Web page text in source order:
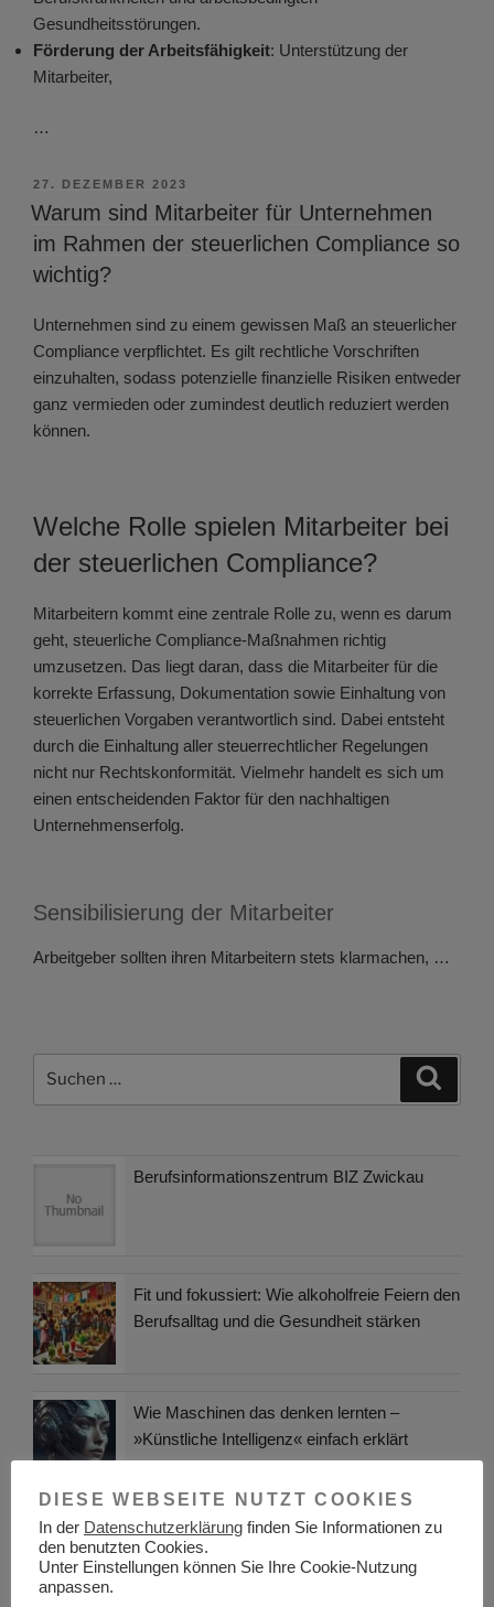
Gesundheitsstörungen.
Förderung der Arbeitsfähigkeit: Unterstützung der
Mitarbeiter,
…
VERÖFFENTLICHT
AM
27. DEZEMBER 2023
Warum sind Mitarbeiter für Unternehmen
im Rahmen der steuerlichen Compliance so
wichtig?
Unternehmen sind zu einem gewissen Maß an steuerlicher
Compliance verpflichtet. Es gilt rechtliche Vorschriften
einzuhalten, sodass potenzielle finanzielle Risiken entweder
ganz vermieden oder zumindest deutlich reduziert werden
können.
Welche Rolle spielen Mitarbeiter bei
der steuerlichen Compliance?
Mitarbeitern kommt eine zentrale Rolle zu, wenn es darum
geht, steuerliche Compliance-Maßnahmen richtig
umzusetzen. Das liegt daran, dass die Mitarbeiter für die
korrekte Erfassung, Dokumentation sowie Einhaltung von
steuerlichen Vorgaben verantwortlich sind. Dabei entsteht
durch die Einhaltung aller steuerrechtlicher Regelungen
nicht nur Rechtskonformität. Vielmehr handelt es sich um
einen entscheidenden Faktor für den nachhaltigen
Unternehmenserfolg.
Sensibilisierung der Mitarbeiter
Arbeitgeber sollten ihren Mitarbeitern stets klarmachen, …
Berufsinformationszentrum BIZ Zwickau
Fit und fokussiert: Wie alkoholfreie Feiern den
Berufsalltag und die Gesundheit stärken
Wie Maschinen das denken lernten –
»Künstliche Intelligenz« einfach erklärt
Berufsinformationszentrum BIZ Bamberg
DIESE WEBSEITE NUTZT COOKIES
In der Datenschutzerklärung finden Sie Informationen zu
den benutzten Cookies.
Unter Einstellungen können Sie Ihre Cookie-Nutzung
anpassen.